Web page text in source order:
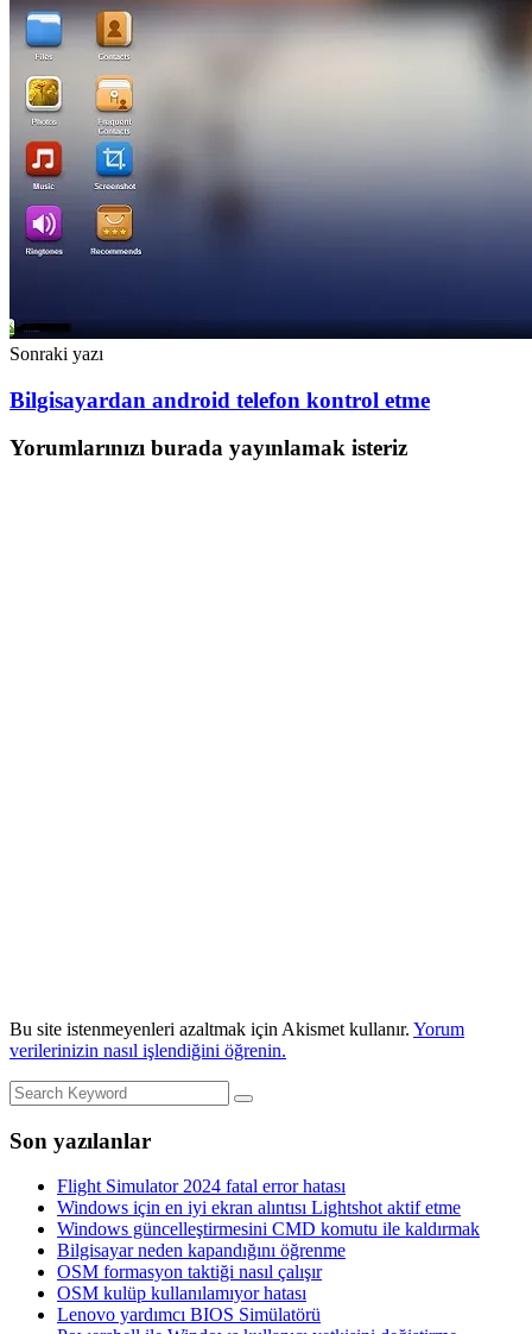
Sonraki yazı
Bilgisayardan android telefon kontrol etme
Yorumlarınızı burada yayınlamak isteriz
Bu site istenmeyenleri azaltmak için Akismet kullanır. Yorum
verilerinizin nasıl işlendiğini öğrenin.
Son yazılanlar
Flight Simulator 2024 fatal error hatası
Windows için en iyi ekran alıntısı Lightshot aktif etme
Windows güncelleştirmesini CMD komutu ile kaldırmak
Bilgisayar neden kapandığını öğrenme
OSM formasyon taktiği nasıl çalışır
OSM kulüp kullanılamıyor hatası
Lenovo yardımcı BIOS Simülatörü